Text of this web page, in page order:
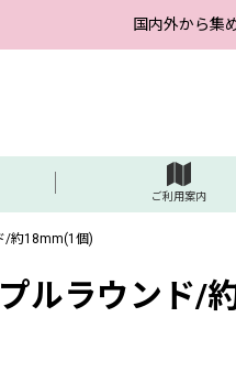
国内外から集
ご利用案内
/約18mm(1個)
ルラウンド/